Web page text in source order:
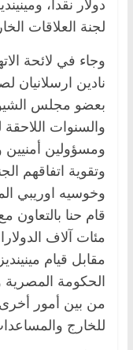
دولار نقدا،
لجنة العلاقات
نادين ارسلانيان
بعضو مجلس
والسنوات اللاحقة
ومسؤولين
وتقوية اتفاقهم
وخوسيه اوريبي
قام حنا بالتعاون
مئات آلاف
مقابل قيام
الحكومة
من بين أمور أخرى
للخارج